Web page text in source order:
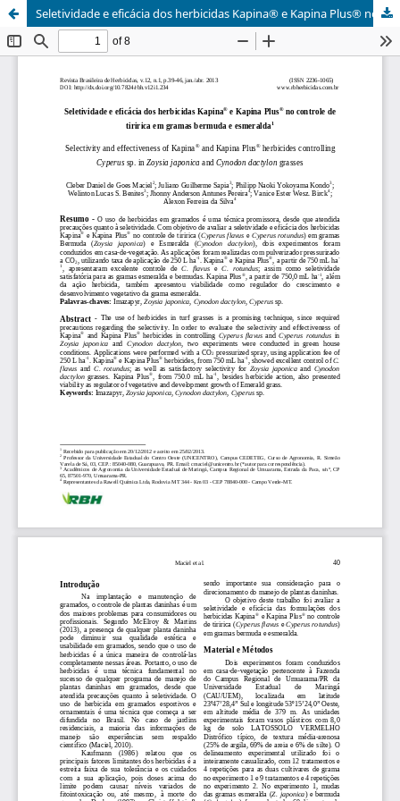
Seletividade e eficácia dos herbicidas Kapina® e Kapina Plus® no controle de tiririca em gramas bermuda e esmeralda